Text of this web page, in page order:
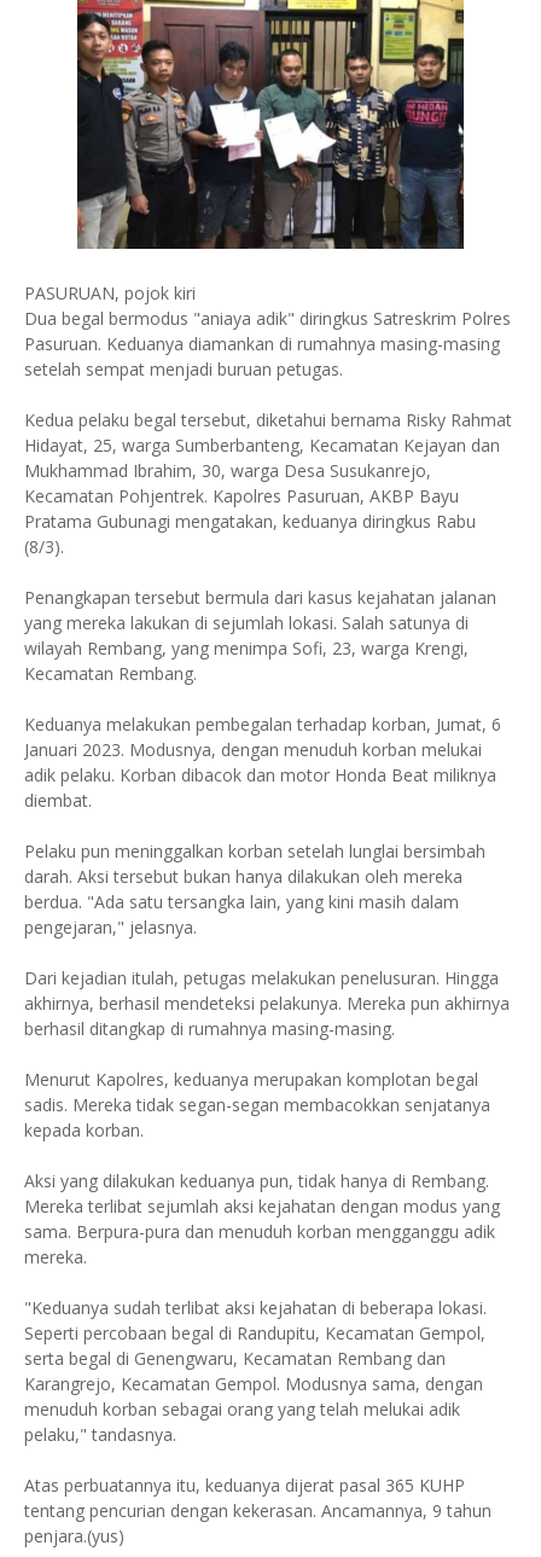
PASURUAN, pojok kiri
Dua begal bermodus "aniaya adik" diringkus Satreskrim Polres
Pasuruan. Keduanya diamankan di rumahnya masing-masing
setelah sempat menjadi buruan petugas.
Kedua pelaku begal tersebut, diketahui bernama Risky Rahmat
Hidayat, 25, warga Sumberbanteng, Kecamatan Kejayan dan
Mukhammad Ibrahim, 30, warga Desa Susukanrejo,
Kecamatan Pohjentrek. Kapolres Pasuruan, AKBP Bayu
Pratama Gubunagi mengatakan, keduanya diringkus Rabu
(8/3).
Penangkapan tersebut bermula dari kasus kejahatan jalanan
yang mereka lakukan di sejumlah lokasi. Salah satunya di
wilayah Rembang, yang menimpa Sofi, 23, warga Krengi,
Kecamatan Rembang.
Keduanya melakukan pembegalan terhadap korban, Jumat, 6
Januari 2023. Modusnya, dengan menuduh korban melukai
adik pelaku. Korban dibacok dan motor Honda Beat miliknya
diembat.
Pelaku pun meninggalkan korban setelah lunglai bersimbah
darah. Aksi tersebut bukan hanya dilakukan oleh mereka
berdua. "Ada satu tersangka lain, yang kini masih dalam
pengejaran," jelasnya.
Dari kejadian itulah, petugas melakukan penelusuran. Hingga
akhirnya, berhasil mendeteksi pelakunya. Mereka pun akhirnya
berhasil ditangkap di rumahnya masing-masing.
Menurut Kapolres, keduanya merupakan komplotan begal
sadis. Mereka tidak segan-segan membacokkan senjatanya
kepada korban.
Aksi yang dilakukan keduanya pun, tidak hanya di Rembang.
Mereka terlibat sejumlah aksi kejahatan dengan modus yang
sama. Berpura-pura dan menuduh korban mengganggu adik
mereka.
"Keduanya sudah terlibat aksi kejahatan di beberapa lokasi.
Seperti percobaan begal di Randupitu, Kecamatan Gempol,
serta begal di Genengwaru, Kecamatan Rembang dan
Karangrejo, Kecamatan Gempol. Modusnya sama, dengan
menuduh korban sebagai orang yang telah melukai adik
pelaku," tandasnya.
Atas perbuatannya itu, keduanya dijerat pasal 365 KUHP
tentang pencurian dengan kekerasan. Ancamannya, 9 tahun
penjara.(yus)